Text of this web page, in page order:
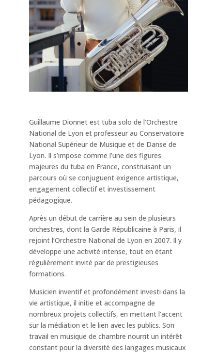
Guillaume Dionnet est tuba solo de l’Orchestre
National de Lyon et professeur au Conservatoire
National Supérieur de Musique et de Danse de
Lyon. Il s’impose comme l’une des figures
majeures du tuba en France, construisant un
parcours où se conjuguent exigence artistique,
engagement collectif et investissement
pédagogique.
Après un début de carrière au sein de plusieurs
orchestres, dont la Garde Républicaine à Paris, il
rejoint l’Orchestre National de Lyon en 2007. Il y
développe une activité intense, tout en étant
régulièrement invité par de prestigieuses
formations.
Musicien inventif et profondément investi dans la
vie artistique, il initie et accompagne de
nombreux projets collectifs, en mettant l’accent
sur la médiation et le lien avec les publics. Son
travail en musique de chambre nourrit un intérêt
constant pour la diversité des langages musicaux